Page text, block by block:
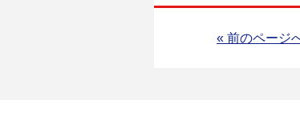
« 前のページ